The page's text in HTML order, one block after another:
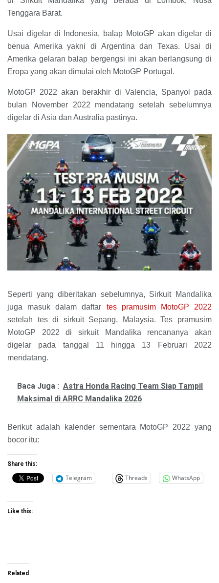
Tenggara Barat.
Usai digelar di Indonesia, balap MotoGP akan digelar di
benua Amerika yakni di Argentina dan Texas. Usai di
Amerika gelaran balap bergengsi ini akan berlangsung di
Eropa yang akan dimulai oleh MotoGP Portugal.
MotoGP 2022 akan berakhir di Valencia, Spanyol pada
bulan November 2022 mendatang setelah sebelumnya
digelar di Asia dan Australia pastinya.
Seperti yang diberitakan sebelumnya, Sirkuit Mandalika
juga masuk dalam daftar tes pramusim MotoGP 2022
setelah tes di sirkuit Sepang, Malaysia. Tes pramusim
MotoGP 2022 di sirkuit Mandalika rencananya akan
digelar pada tanggal 11 hingga 13 Februari 2022
mendatang.
Baca Juga : Astra Honda Racing Team Siap Tampil
Maksimal di ARRC Mandalika 2026
Berikut adalah kalender sementara MotoGP 2022 yang
bocor itu:
Share this:
Telegram Threads WhatsApp
Like this:
Related